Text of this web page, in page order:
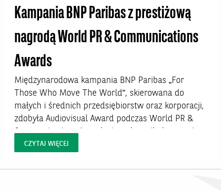
rodzi pytania o...
Kampania BNP Paribas z prestiżową
nagrodą World PR & Communications
Awards
Międzynarodowa kampania BNP Paribas „For
Those Who Move The World”, skierowana do
małych i średnich przedsiębiorstw oraz korporacji,
zdobyła Audiovisual Award podczas World PR &
Communications Awards. Jury doceniło kampanię
za autentyczne opowiedzenie historii europejskich
materiałów, które pokazują realną współpracę z
CZYTAJ WIĘCEJ